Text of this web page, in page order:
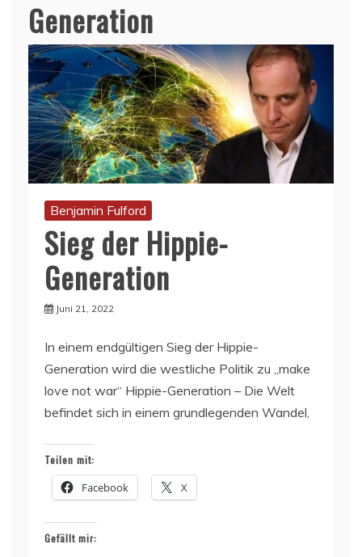
Generation
Benjamin Fulford
Sieg der Hippie-
Generation
Juni 21, 2022
In einem endgültigen Sieg der Hippie-
Generation wird die westliche Politik zu „make
love not war“ Hippie-Generation – Die Welt
befindet sich in einem grundlegenden Wandel,
Teilen mit:
Facebook X
Gefällt mir: